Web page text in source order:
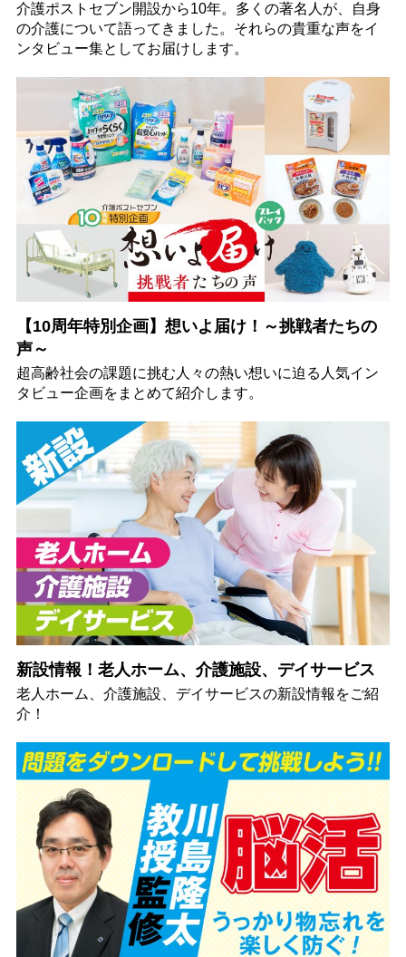
介護ポストセブン開設から10年。多くの著名人が、自身
の介護について語ってきました。それらの貴重な声をイ
ンタビュー集としてお届けします。
【10周年特別企画】想いよ届け！～挑戦者たちの
声～
超高齢社会の課題に挑む人々の熱い想いに迫る人気イン
タビュー企画をまとめて紹介します。
新設情報！老人ホーム、介護施設、デイサービス
老人ホーム、介護施設、デイサービスの新設情報をご紹
介！